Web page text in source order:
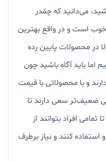
می‌دانید که چقدر
است و در واقع بهترین
در محصولات پایین رده
باید آگاه باشید چون
و با محصولاتی با قیمت‌
ضعیف‌تر سعی دارند تا
افراد بتوانند از
کنند و نیاز برطرف